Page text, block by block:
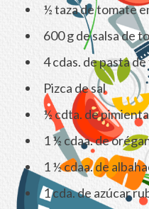
½ taza de tomate
600 g de salsa de
4 cdas. de pasta
Pizca de sal
½ cdta. de
1 ½ cdaa. de
1 ½ cdaa. de
1 cda. de azúcar